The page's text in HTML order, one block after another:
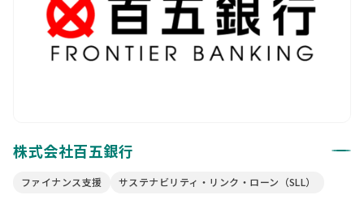
株式会社百五銀行
ファイナンス支援 サステナビリティ・リンク・ローン（SLL）